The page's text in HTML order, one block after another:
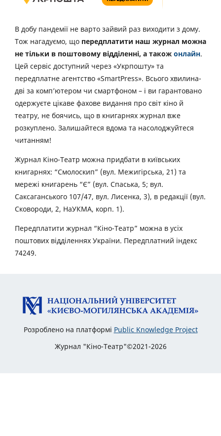
В добу пандемії не варто зайвий раз виходити з дому.
Тож нагадуємо, що передплатити наш журнал можна
не тільки в поштовому відділенні, а також онлайн.
Цей сервіс доступний через «Укрпошту» та
передплатне агентство «SmartPress». Всього хвилина-
дві за комп’ютером чи смартфоном – і ви гарантовано
одержуєте цікаве фахове видання про світ кіно й
театру, не боячись, що в книгарнях журнал вже
розкуплено. Залишайтеся вдома та насолоджуйтеся
читанням!
Журнал Кіно-Театр можна придбати в київських
книгарнях: “Смолоскип” (вул. Межигірська, 21) та
мережі книгарень “Є” (вул. Спаська, 5; вул.
Саксаганського 107/47, вул. Лисенка, 3), в редакції (вул.
Сковороди, 2, НаУКМА, корп. 1).
Передплатити журнал “Кіно-Театр” можна в усіх
поштових відділеннях України. Передплатний індекс
74249.
Розроблено на платформі Public Knowledge Project
Журнал "Кіно-Театр"©2021-2026